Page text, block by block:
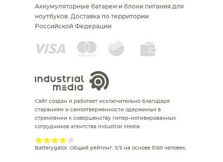
Аккумуляторные батареи и блоки питания для
ноутбуков. Доставка по территории
Российской Федерации
Сайт создан и работает исключительно благодаря
стараниям и самоотверженности одержимых в
стремлении к совершенству гипер-мотивированных
сотрудников агентства Industrial Media
Batterygator. Общий рейтинг: 3/5 на основе 5169 человек.